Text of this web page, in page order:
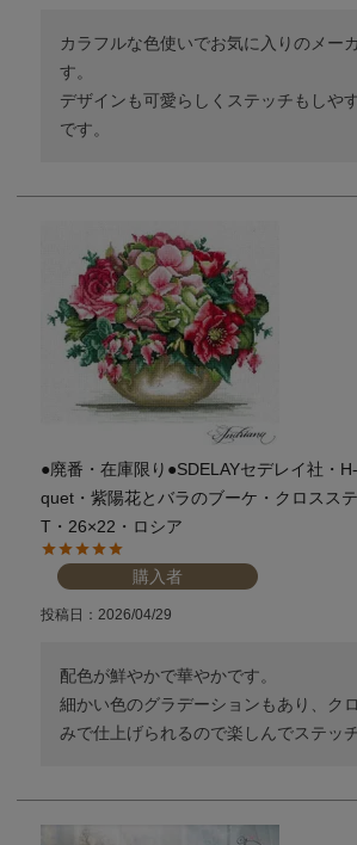
カラフルな色使いでお気に入りのメー
す。
デザインも可愛らしくステッチもしや
です。
●廃番・在庫限り●SDELAYセデレイ社・
quet・紫陽花とバラのブーケ・クロスス
T・26×22・ロシア
購入者
投稿日 2026/04/29
配色が鮮やかで華やかです。
細かい色のグラデーションもあり、ク
みで仕上げられるので楽しんでステッ